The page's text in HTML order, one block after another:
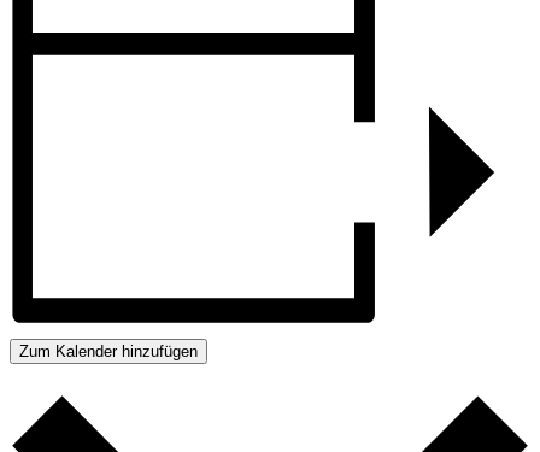
Zum Kalender hinzufügen